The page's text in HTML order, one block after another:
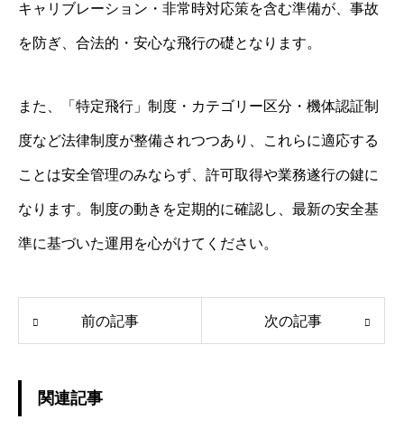
キャリブレーション・非常時対応策を含む準備が、事故
を防ぎ、合法的・安心な飛行の礎となります。
また、「特定飛行」制度・カテゴリー区分・機体認証制
度など法律制度が整備されつつあり、これらに適応する
ことは安全管理のみならず、許可取得や業務遂行の鍵に
なります。制度の動きを定期的に確認し、最新の安全基
準に基づいた運用を心がけてください。
前の記事 次の記事
関連記事